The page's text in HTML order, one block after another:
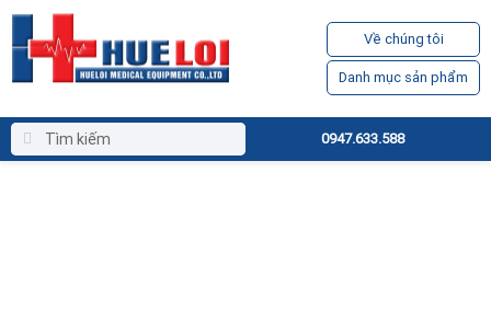
Về chúng tôi
Danh mục sản phẩm
0947.633.588